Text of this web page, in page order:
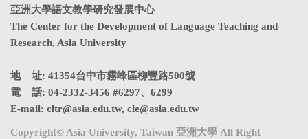
亞洲大學語文教學研究發展中心
The Center for the Development of Language Teaching and
Research, Asia University
地 址: 41354台中市霧峰區柳豐路500號
電 話: 04-2332-3456 #6297、6299
E-mail: cltr@asia.edu.tw, cle@asia.edu.tw
Copyright© Asia University, Taiwan 亞洲大學 All Right